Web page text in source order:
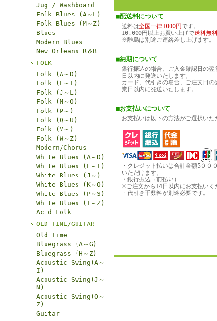
Jug / Washboard
Folk Blues (A～L)
Folk Blues (M～Z)
Blues
Modern Blues
New Orleans R＆B
FOLK
Folk (A～D)
Folk (E～I)
Folk (J～L)
Folk (M～O)
Folk (P～)
Folk (Q～U)
Folk (V～)
Folk (W～Z)
Modern/Chorus
White Blues (A～D)
White Blues (E～I)
White Blues (J～)
White Blues (K～O)
White Blues (P～S)
White Blues (T～Z)
Acid Folk
OLD TIME/GUITAR
Old Time
Bluegrass (A～G)
Bluegrass (H～Z)
Acoustic Swing(A～
I)
Acoustic Swing(J～
N)
Acoustic Swing(O～
Z)
Guitar
■配送料について
送料は全国一律1000円です。
10,000円以上お買い上げで送料無
※離島は別途ご連絡差し上げます。
■納期について
銀行振込の場合、ご入金確認日の翌
日以内に発送いたします。
カード、代引きの場合、ご注文日の
業日以内に発送いたします。
■お支払いについて
お支払いは以下の方法がご選択いた
・クレジット払いは合計金額5００
いただけます。
・銀行振込（前払い）
※ご注文から14日以内にお支払いく
・代引き手数料が別途必要です。